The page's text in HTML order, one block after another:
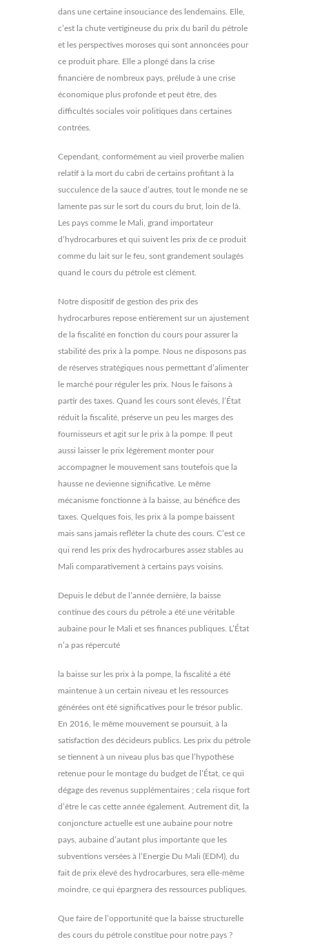
dans une certaine insouciance des lendemains. Elle,
c’est la chute vertigineuse du prix du baril du pétrole
et les perspectives moroses qui sont annoncées pour
ce produit phare. Elle a plongé dans la crise
financière de nombreux pays, prélude à une crise
économique plus profonde et peut être, des
difficultés sociales voir politiques dans certaines
contrées.
Cependant, conformément au vieil proverbe malien
relatif à la mort du cabri de certains profitant à la
succulence de la sauce d’autres, tout le monde ne se
lamente pas sur le sort du cours du brut, loin de là.
Les pays comme le Mali, grand importateur
d’hydrocarbures et qui suivent les prix de ce produit
comme du lait sur le feu, sont grandement soulagés
quand le cours du pétrole est clément.
Notre dispositif de gestion des prix des
hydrocarbures repose entièrement sur un ajustement
de la fiscalité en fonction du cours pour assurer la
stabilité des prix à la pompe. Nous ne disposons pas
de réserves stratégiques nous permettant d’alimenter
le marché pour réguler les prix. Nous le faisons à
partir des taxes. Quand les cours sont élevés, l’État
réduit la fiscalité, préserve un peu les marges des
fournisseurs et agit sur le prix à la pompe. Il peut
aussi laisser le prix légèrement monter pour
accompagner le mouvement sans toutefois que la
hausse ne devienne significative. Le même
mécanisme fonctionne à la baisse, au bénéfice des
taxes. Quelques fois, les prix à la pompe baissent
mais sans jamais refléter la chute des cours. C’est ce
qui rend les prix des hydrocarbures assez stables au
Mali comparativement à certains pays voisins.
Depuis le début de l’année dernière, la baisse
continue des cours du pétrole a été une véritable
aubaine pour le Mali et ses finances publiques. L’État
n’a pas répercuté
la baisse sur les prix à la pompe, la fiscalité a été
maintenue à un certain niveau et les ressources
générées ont été significatives pour le trésor public.
En 2016, le même mouvement se poursuit, à la
satisfaction des décideurs publics. Les prix du pétrole
se tiennent à un niveau plus bas que l’hypothèse
retenue pour le montage du budget de l’État, ce qui
dégage des revenus supplémentaires ; cela risque fort
d’être le cas cette année également. Autrement dit, la
conjoncture actuelle est une aubaine pour notre
pays, aubaine d’autant plus importante que les
subventions versées à l’Energie Du Mali (EDM), du
fait de prix élevé des hydrocarbures, sera elle-même
moindre, ce qui épargnera des ressources publiques.
Que faire de l’opportunité que la baisse structurelle
des cours du pétrole constitue pour notre pays ?